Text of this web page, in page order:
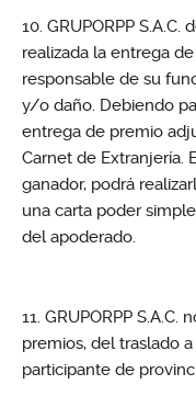
GRUPORPP
realizada la entrega
responsable de su
y/o daño. Debiendo
entrega de premio
Carnet de Extranjería.
ganador, podrá
una carta poder
del apoderado.
GRUPORPP
premios, del traslado
participante de